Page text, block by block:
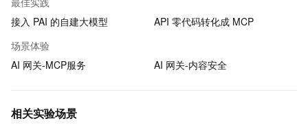
接入 PAI 的自建大模型
API 零代码转化成 MCP
场景体验
AI 网关-MCP服务
AI 网关-内容安全
相关实验场景